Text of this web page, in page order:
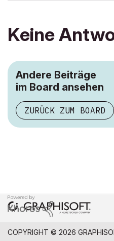
Keine
Andere Beiträge
im Board ansehen
ZURÜCK ZUM BOARD
COPYRIGHT © 2026